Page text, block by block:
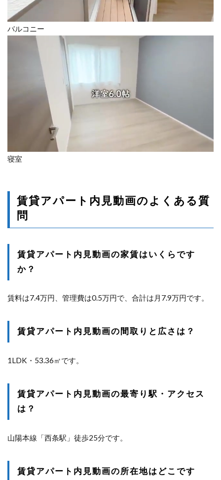
バルコニー
寝室
賃貸アパート内見動画のよくある質
問
賃貸アパート内見動画の家賃はいくらです
か？
賃料は7.4万円、管理費は0.5万円で、合計は月7.9万円です。
賃貸アパート内見動画の間取りと広さは？
1LDK・53.36㎡です。
賃貸アパート内見動画の最寄り駅・アクセス
は？
山陽本線「西条駅」徒歩25分です。
賃貸アパート内見動画の所在地はどこです